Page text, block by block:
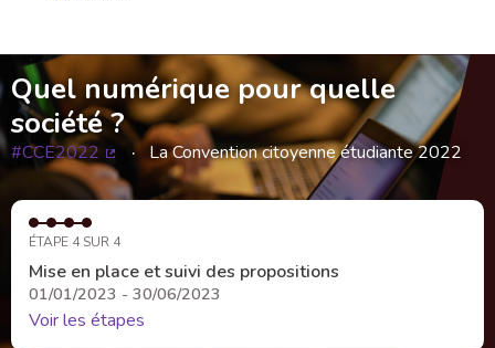
Quel numérique pour quelle
société ?
#CCE2022
(Lien externe)
La Convention citoyenne étudiante 2022
ÉTAPE 4 SUR 4
Mise en place et suivi des propositions
01/01/2023 - 30/06/2023
Voir les étapes